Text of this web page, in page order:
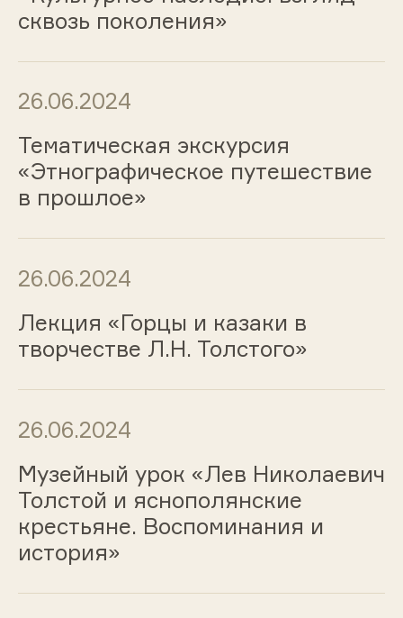
сквозь поколения»
26.06.2024
Тематическая экскурсия
«Этнографическое путешествие
в прошлое»
26.06.2024
Лекция «Горцы и казаки в
творчестве Л.Н. Толстого»
26.06.2024
Музейный урок «Лев Николаевич
Толстой и яснополянские
крестьяне. Воспоминания и
история»